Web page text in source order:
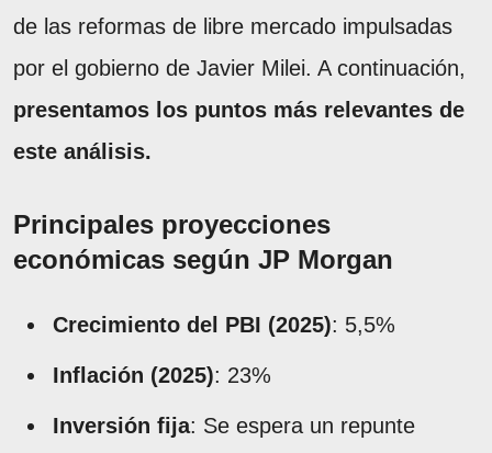
de las reformas de libre mercado impulsadas
por el gobierno de Javier Milei. A continuación,
presentamos los puntos más relevantes de
este análisis.
Principales proyecciones
económicas según JP Morgan
Crecimiento del PBI (2025): 5,5%
Inflación (2025): 23%
Inversión fija: Se espera un repunte